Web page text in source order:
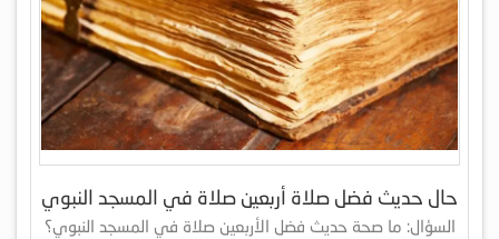
حال حديث فضل صلاة أربعين صلاة في المسجد النبوي
السؤال: ما صحة حديث فضل الأربعين صلاة في المسجد النبوي؟